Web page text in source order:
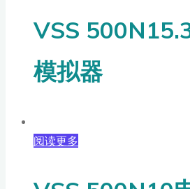
服务+保障
资源下载
新闻
博客
VSS
模拟器
阅读更多